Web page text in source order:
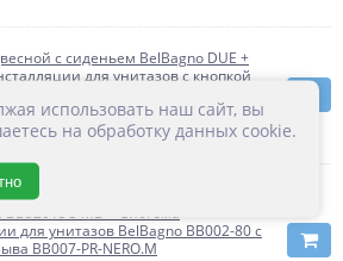
с сиденьем BelBagno DUE +
для унитазов с кнопкой
SC/BB002-80/BB014-SR-BIANCO
BelBagno SELA BB3201CHR-MB
MB + Система
для унитазов BelBagno BB002-80 с
BB007-PR-NERO.M
использовать наш сайт, вы
на обработку данных cookie.